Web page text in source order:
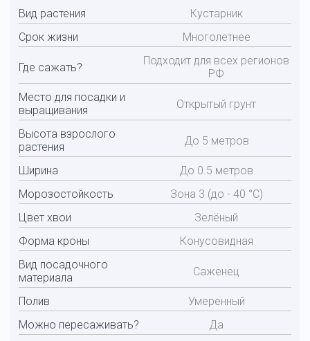
Вид растения
Кустарник
Срок жизни
Многолетнее
Где сажать?
Подходит для всех регионов
РФ
Место для посадки и
выращивания
Открытый грунт
Высота взрослого
растения
До 5 метров
Ширина
До 0.5 метров
Морозостойкость
Зона 3 (до - 40 °С)
Цвет хвои
Зелёный
Форма кроны
Конусовидная
Вид посадочного
материала
Саженец
Полив
Умеренный
Можно пересаживать?
Да